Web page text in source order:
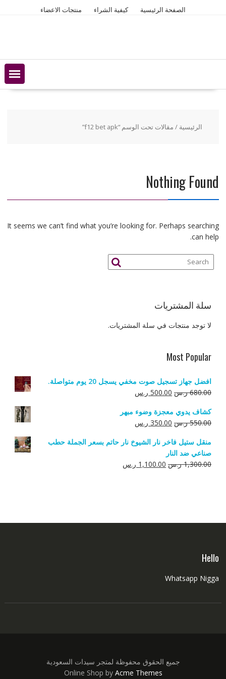
الصفحة الرئيسية كيفية الشراء منتجات الاعضاء
الرئيسية / مقالات تحت الوسم “f12 bet apk”
Nothing Found
It seems we can’t find what you’re looking for. Perhaps searching
can help.
سلة المشتريات
لا توجد منتجات في سلة المشتريات.
Most Popular
افضل جهاز تسجيل صوت مخفي يسجل 20 يوم متواصلة.
680.00 ر.س السعر
هو:
680.00 ر.س.
500.00 ر.سالسعر
هو:
500.00 ر.س.
كشاف يدوي معجزة وضوء مبهر
550.00 ر.س السعر
هو:
550.00 ر.س.
350.00 ر.سالسعر
هو:
منقل ستيل فاخر نار الشيوخ نار حاتم بسعر الجملة حطب
صناعي ضد النار
1,300.00 ر.س السعر
1,100.00 ر.سالسعر
Hello
Whatsapp Nigga
جميع الحقوق محفوظة لمتجر سيدات السعودية
Online Shop by Acme Themes